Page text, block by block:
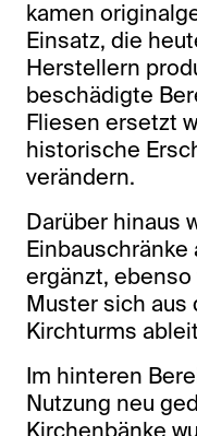
kamen
Einsatz, die
Herstellern
beschädigte
Fliesen ersetzt
historische
verändern.
Darüber hinaus
ergänzt, ebenso
Muster sich aus
Kirchturms
Im hinteren
Nutzung neu